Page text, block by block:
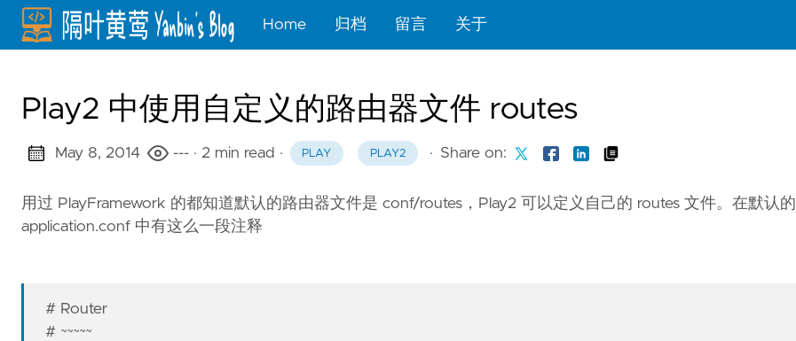
Home 归档 留言 关于
Play2 中使用自定义的路由器文件 routes
May 8, 2014 --- · 2 min read · PLAY PLAY2 · Share on:
用过 PlayFramework 的都知道默认的路由器文件是 conf/routes，Play2 可以定义自己的 routes 文件。在默认的
application.conf 中有这么一段注释
# Router
# ~~~~~